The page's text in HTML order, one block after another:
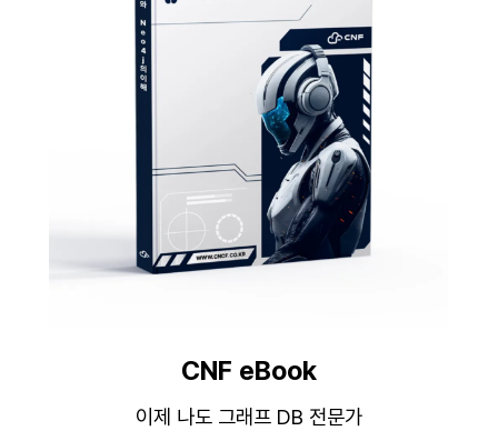
CNF eBook
이제 나도 그래프 DB 전문가